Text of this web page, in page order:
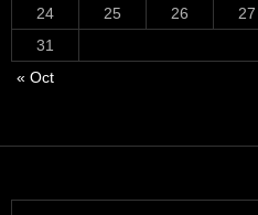
24
25 26 27
31
« Oct